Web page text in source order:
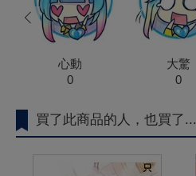
心動
0
大驚
0
prev
買了此商品的人，也買了...